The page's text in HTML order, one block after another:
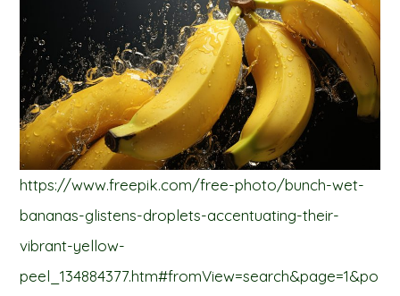
https://www.freepik.com/free-photo/bunch-wet-
bananas-glistens-droplets-accentuating-their-
vibrant-yellow-
peel_134884377.htm#fromView=search&page=1&po